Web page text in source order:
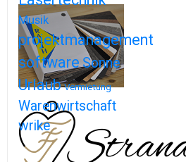
Musik
projektmanagement
softwareSonne
Urlaub Vermietung
Warenwirtschaft
wrike